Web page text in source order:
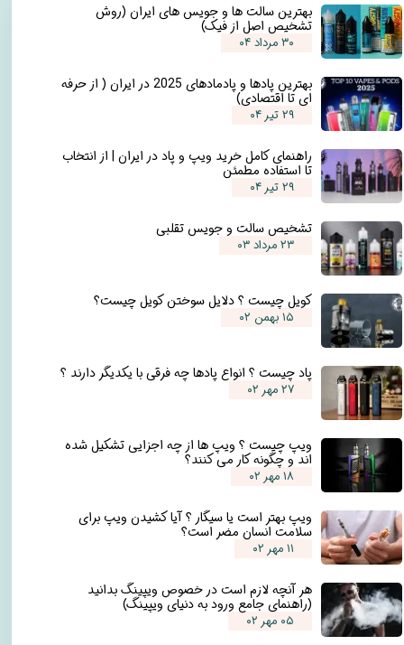
بهترین سالت ها و جویس های ایران (روش
تشخیص اصل از فیک)
۳۰ مرداد ۰۴
بهترین پادها و پادمادهای 2025 در ایران ( از حرفه
ای تا اقتصادی)
۲۹ تیر ۰۴
راهنمای کامل خرید ویپ و پاد در ایران | از انتخاب
تا استفاده مطمئن
۲۹ تیر ۰۴
تشخیص سالت و جویس تقلبی
۲۳ مرداد ۰۳
کویل چیست ؟ دلایل سوختن کویل چیست؟
۱۵ بهمن ۰۲
پاد چیست ؟ انواع پادها چه فرقی با یکدیگر دارند ؟
۲۷ مهر ۰۲
ویپ چیست ؟ ویپ ها از چه اجزایی تشکیل شده
اند و چگونه کار می کنند؟
۱۸ مهر ۰۲
ویپ بهتر است یا سیگار ؟ آیا کشیدن ویپ برای
سلامت انسان مضر است؟
۱۱ مهر ۰۲
هر آنچه لازم است در خصوص ویپینگ بدانید
(راهنمای جامع ورود به دنیای ویپینگ)
۰۵ مهر ۰۲